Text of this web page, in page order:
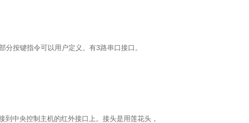
分按键指令可以用户定义。有3路串口接口。
中央控制主机的红外接口上。接头是用莲花头，